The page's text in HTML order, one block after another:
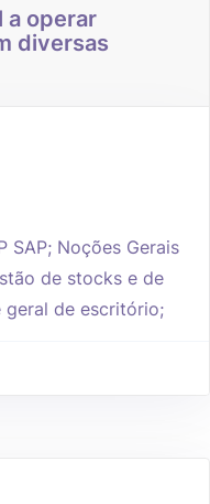
a operar
diversas
SAP; Noções Gerais
de stocks e de
geral de escritório;